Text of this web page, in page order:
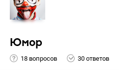
Юмор
18 вопросов 30 ответов